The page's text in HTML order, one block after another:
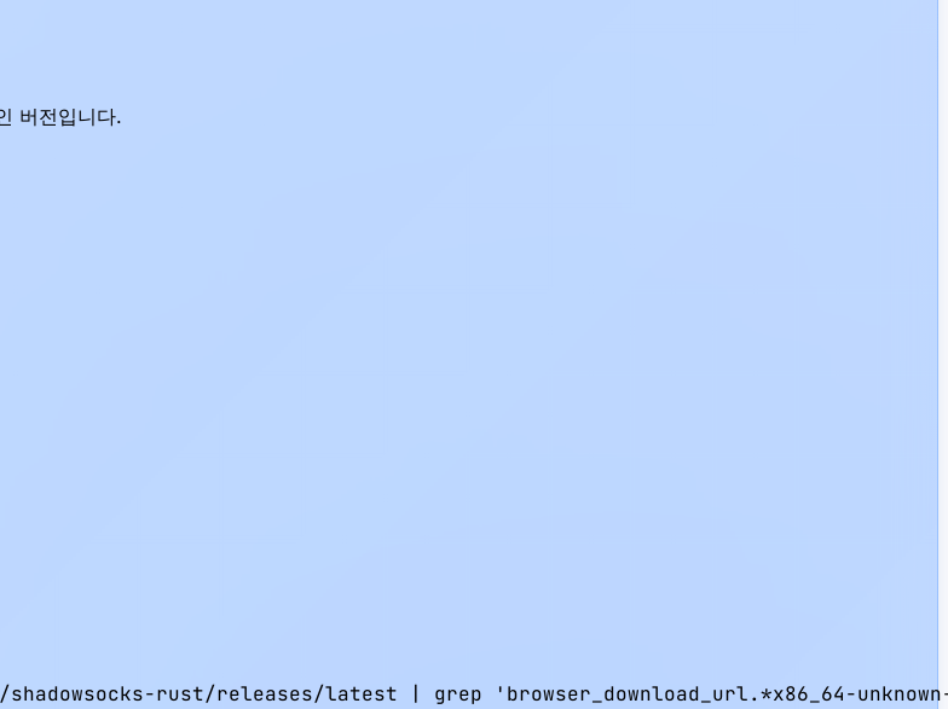
버전입니다.
rust/releases/latest | grep 'browser_download_url.*x86_64-